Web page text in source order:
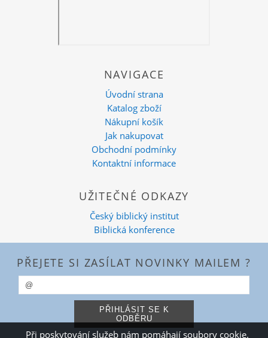
NAVIGACE
Úvodní strana
Katalog zboží
Nákupní košík
Jak nakupovat
Obchodní podmínky
Kontaktní informace
UŽITEČNÉ ODKAZY
Český biblický institut
Biblická konference
PŘEJETE SI ZASÍLAT NOVINKY MAILEM ?
Při poskytování služeb nám pomáhají soubory cookie.